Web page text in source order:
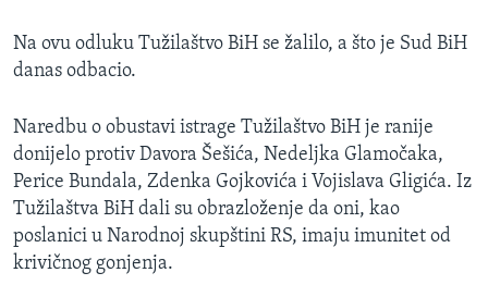
Na ovu odluku Tužilaštvo BiH se žalilo, a što je Sud BiH
danas odbacio.
Naredbu o obustavi istrage Tužilaštvo BiH je ranije
donijelo protiv Davora Šešića, Nedeljka Glamočaka,
Perice Bundala, Zdenka Gojkovića i Vojislava Gligića. Iz
Tužilaštva BiH dali su obrazloženje da oni, kao
poslanici u Narodnoj skupštini RS, imaju imunitet od
krivičnog gonjenja.